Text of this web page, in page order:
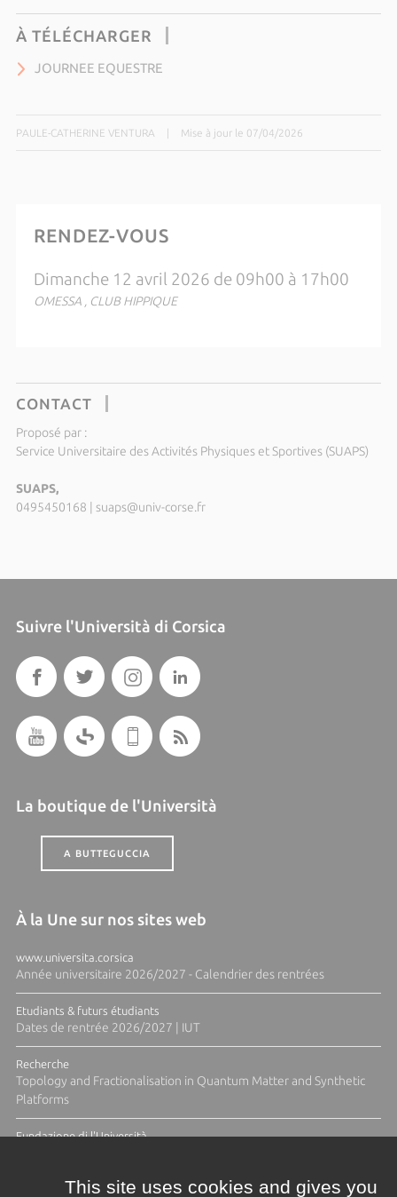
À TÉLÉCHARGER
JOURNEE EQUESTRE
PAULE-CATHERINE VENTURA Mise à jour le 07/04/2026
RENDEZ-VOUS
Dimanche 12 avril 2026 de 09h00 à 17h00
OMESSA , CLUB HIPPIQUE
CONTACT
Proposé par :
Service Universitaire des Activités Physiques et Sportives (SUAPS)
SUAPS,
0495450168 | suaps@univ-corse.fr
Suivre l'Università di Corsica
La boutique de l'Università
A BUTTEGUCCIA
À la Une sur nos sites web
www.universita.corsica
Année universitaire 2026/2027 - Calendrier des rentrées
Etudiants & futurs étudiants
Dates de rentrée 2026/2027 | IUT
Recherche
Topology and Fractionalisation in Quantum Matter and Synthetic
Platforms
Fundazione di l'Università
This site uses cookies and gives you